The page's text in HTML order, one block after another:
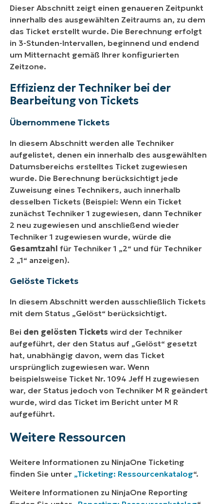
Dieser Abschnitt zeigt einen genaueren Zeitpunkt
innerhalb des ausgewählten Zeitraums an, zu dem
das Ticket erstellt wurde. Die Berechnung erfolgt
in 3-Stunden-Intervallen, beginnend und endend
um Mitternacht gemäß Ihrer konfigurierten
Zeitzone.
Effizienz der Techniker bei der
Bearbeitung von Tickets
Übernommene Tickets
In diesem Abschnitt werden alle Techniker
aufgelistet, denen ein innerhalb des ausgewählten
Datumsbereichs erstelltes Ticket zugewiesen
wurde. Die Berechnung berücksichtigt jede
Zuweisung eines Technikers, auch innerhalb
desselben Tickets (Beispiel: Wenn ein Ticket
zunächst Techniker 1 zugewiesen, dann Techniker
2 neu zugewiesen und anschließend wieder
Techniker 1 zugewiesen wurde, würde die
Gesamtzahl für Techniker 1 „2“ und für Techniker
2 „1“ anzeigen).
Gelöste Tickets
In diesem Abschnitt werden ausschließlich Tickets
mit dem Status „Gelöst“ berücksichtigt.
Bei den gelösten Tickets wird der Techniker
aufgeführt, der den Status auf „Gelöst“ gesetzt
hat, unabhängig davon, wem das Ticket
ursprünglich zugewiesen war. Wenn
beispielsweise Ticket Nr. 1094 Jeff H zugewiesen
war, der Status jedoch von Techniker M R geändert
wurde, wird das Ticket im Bericht unter M R
aufgeführt.
Weitere Ressourcen
Weitere Informationen zu NinjaOne Ticketing
finden Sie unter „Ticketing: Ressourcenkatalog“.
Weitere Informationen zu NinjaOne Reporting